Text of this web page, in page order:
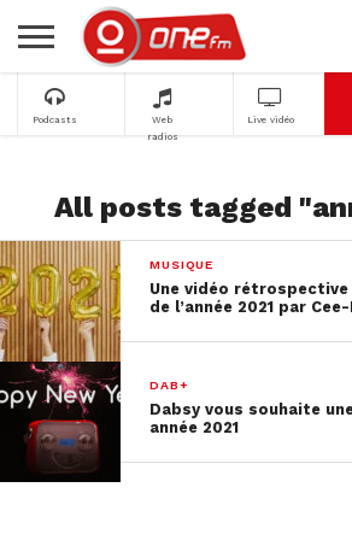
Podcasts
Web
radios
Live vidéo
All posts tagged
MUSIQUE
Une vidéo
de l’année 2021 par
DAB+
Dabsy vous souhaite
année 2021